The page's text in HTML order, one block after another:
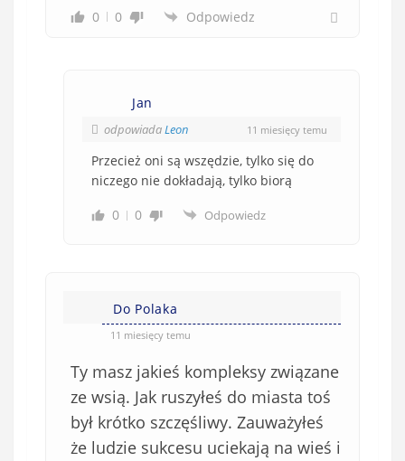
0 0 Odpowiedz
Jan
odpowiadaLeon 11 miesięcy temu
Przecież oni są wszędzie, tylko się do
niczego nie dokładają, tylko biorą
0
0 Odpowiedz
Do Polaka
11 miesięcy temu
Ty masz jakieś kompleksy związane
ze wsią. Jak ruszyłeś do miasta toś
był krótko szczęśliwy. Zauważyłeś
że ludzie sukcesu uciekają na wieś i